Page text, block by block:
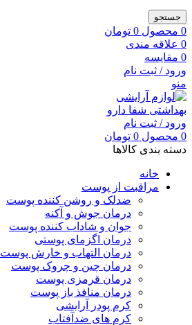
جستجو
0 محصول 0 تومان
0 علاقه مندی
0 مقایسه
ورود / ثبت نام
منو
ورود / ثبت نام
0 محصول 0 تومان
دسته بندی کالاها
خانه
مراقبت از پوست
ضدلک و روشن کننده پوست
درمان جوش و آکنه
جوان و شاداب کننده پوست
درمان اگزمای پوستی
درمان التهاب و خارش پوست
درمان چین و چروک پوست
درمان قرمزی پوست
درمان منافذ باز پوست
کرم پودر آرایشی
کرم های ضدآفتاب